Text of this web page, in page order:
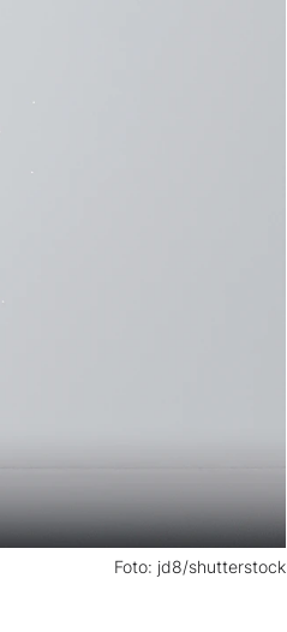
Foto: jd8/shutterstock